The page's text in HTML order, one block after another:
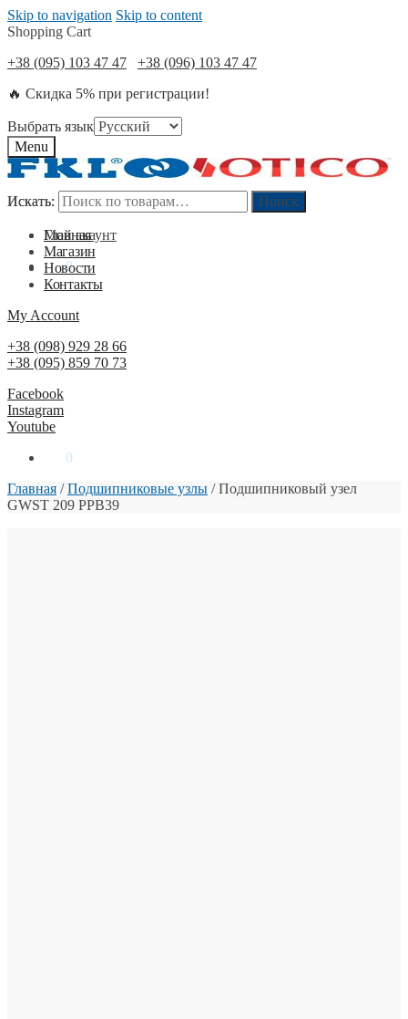
Skip to navigation Skip to content
Shopping Cart
+38 (095) 103 47 47
+38 (096) 103 47 47
🔥 Скидка 5% при регистрации!
Выбрать язык
Menu
Искать: Поиск
Мой акаунт
0₴ 0
Искать: Поиск
Главная
Магазин
Новости
Контакты
My Account
+38 (098) 929 28 66
+38 (095) 859 70 73
Facebook
Instagram
Youtube
0
Главная /Подшипниковые узлы /Подшипниковый узел
GWST 209 PPB39